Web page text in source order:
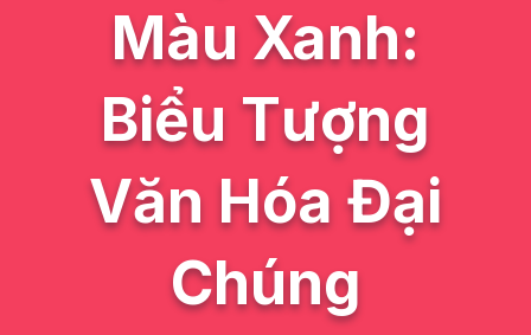
Màu Xanh:
Biểu Tượng
Văn Hóa Đại
Chúng